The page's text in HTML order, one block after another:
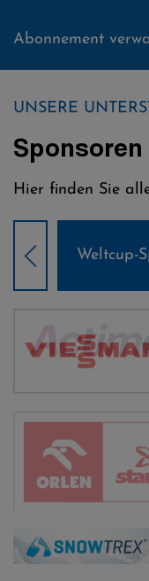
Abonnement
UNSERE
Sponsoren
Hier finden Sie
Weltcup-